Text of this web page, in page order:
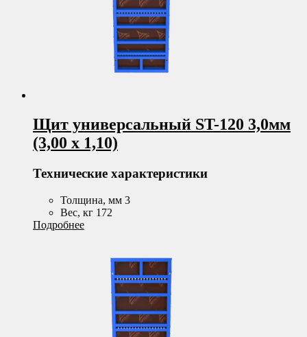
Щит универсальный ST-120 3,0мм
(3,00 х 1,10)
Технические характеристики
Толщина, мм 3
Вес, кг 172
Подробнее